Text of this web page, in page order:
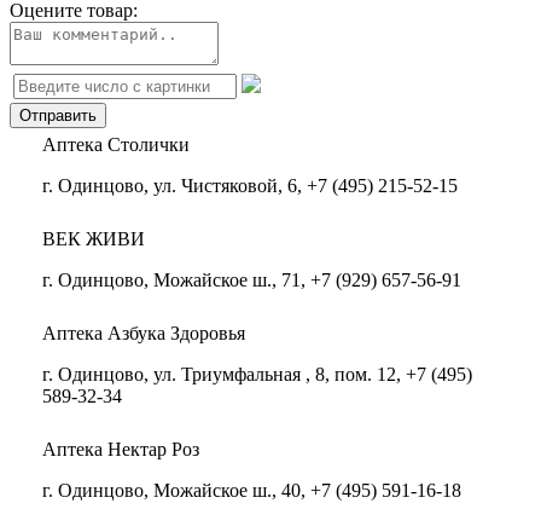
Оцените товар:
Аптека Столички
г. Одинцово, ул. Чистяковой, 6, +7 (495) 215-52-15
ВЕК ЖИВИ
г. Одинцово, Можайское ш., 71, +7 (929) 657-56-91
Аптека Азбука Здоровья
г. Одинцово, ул. Триумфальная , 8, пом. 12, +7 (495)
589-32-34
Аптека Нектар Роз
г. Одинцово, Можайское ш., 40, +7 (495) 591-16-18